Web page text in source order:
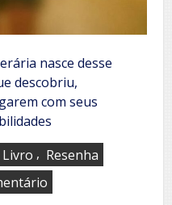
nasce desse
descobriu,
com seus
Livro , Resenha